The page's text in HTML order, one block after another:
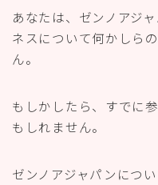
あなたは、ゼンノアジ
ネスについて何かしら
ん。
もしかしたら、すでに
もしれません。
ゼンノアジャパンにつ